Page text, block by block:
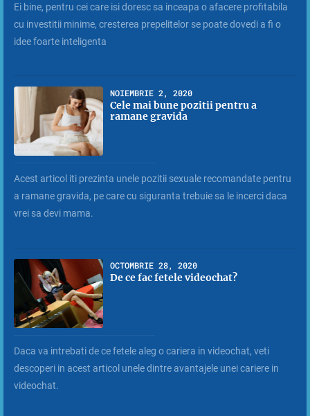
Ei bine, pentru cei care isi doresc sa inceapa o afacere profitabila
cu investitii minime, cresterea prepelitelor se poate dovedi a fi o
idee foarte inteligenta
NOIEMBRIE 2, 2020
Cele mai bune pozitii pentru a
ramane gravida
Acest articol iti prezinta unele pozitii sexuale recomandate pentru
a ramane gravida, pe care cu siguranta trebuie sa le incerci daca
vrei sa devi mama.
OCTOMBRIE 28, 2020
De ce fac fetele videochat?
Daca va intrebati de ce fetele aleg o cariera in videochat, veti
descoperi in acest articol unele dintre avantajele unei cariere in
videochat.